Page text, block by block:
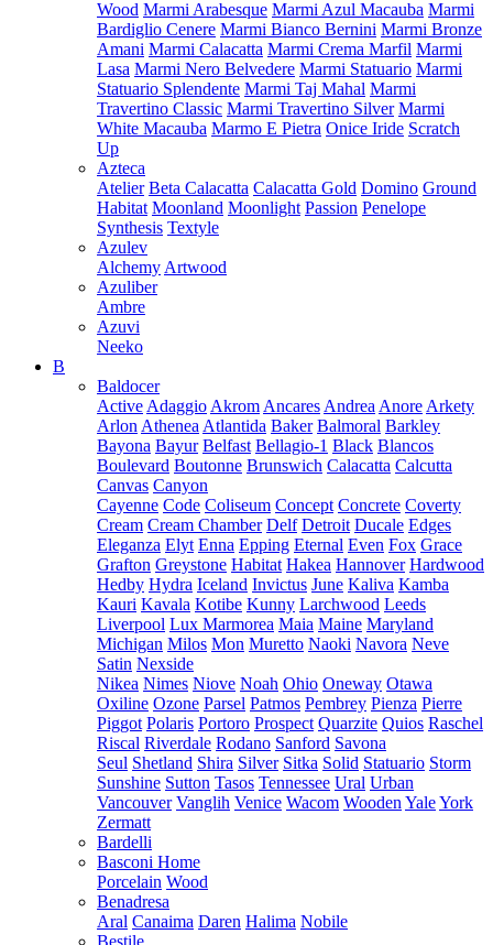
Wood Marmi Arabesque Marmi Azul Macauba Marmi
Bardiglio Cenere Marmi Bianco Bernini Marmi Bronze
Amani Marmi Calacatta Marmi Crema Marfil Marmi
Lasa Marmi Nero Belvedere Marmi Statuario Marmi
Statuario Splendente Marmi Taj Mahal Marmi
Travertino Classic Marmi Travertino Silver Marmi
White Macauba Marmo E Pietra Onice Iride Scratch
Up
Azteca
Atelier Beta Calacatta Calacatta Gold Domino Ground
Habitat Moonland Moonlight Passion Penelope
Synthesis Textyle
Azulev
Alchemy Artwood
Azuliber
Ambre
Azuvi
Neeko
B
Baldocer
Active Adaggio Akrom Ancares Andrea Anore Arkety
Arlon Athenea Atlantida Baker Balmoral Barkley
Bayona Bayur Belfast Bellagio-1 Black Blancos
Boulevard Boutonne Brunswich Calacatta Calcutta
Canvas Canyon
Cayenne Code Coliseum Concept Concrete Coverty
Cream Cream Chamber Delf Detroit Ducale Edges
Eleganza Elyt Enna Epping Eternal Even Fox Grace
Grafton Greystone Habitat Hakea Hannover Hardwood
Hedby Hydra Iceland Invictus June Kaliva Kamba
Kauri Kavala Kotibe Kunny Larchwood Leeds
Liverpool Lux Marmorea Maia Maine Maryland
Michigan Milos Mon Muretto Naoki Navora Neve
Satin Nexside
Nikea Nimes Niove Noah Ohio Oneway Otawa
Oxiline Ozone Parsel Patmos Pembrey Pienza Pierre
Piggot Polaris Portoro Prospect Quarzite Quios Raschel
Riscal Riverdale Rodano Sanford Savona
Seul Shetland Shira Silver Sitka Solid Statuario Storm
Sunshine Sutton Tasos Tennessee Ural Urban
Vancouver Vanglih Venice Wacom Wooden YaleYork
Zermatt
Bardelli
Basconi Home
Porcelain Wood
Benadresa
Aral Canaima Daren Halima Nobile